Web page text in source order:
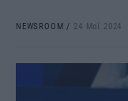
NEWSROOM / 24 Μαΐ 2024